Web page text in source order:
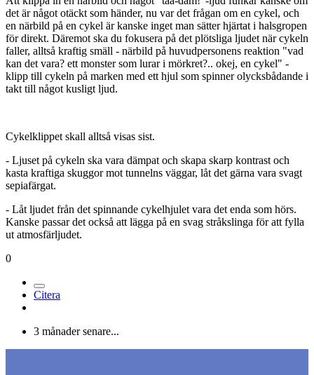
det är något otäckt som händer, nu var det frågan om en cykel, och
en närbild på en cykel är kanske inget man sätter hjärtat i halsgropen
för direkt. Däremot ska du fokusera på det plötsliga ljudet när cykeln
faller, alltså kraftig smäll - närbild på huvudpersonens reaktion "vad
kan det vara? ett monster som lurar i mörkret?.. okej, en cykel" -
klipp till cykeln på marken med ett hjul som spinner olycksbådande i
takt till något kusligt ljud.
Cykelklippet skall alltså visas sist.
- Ljuset på cykeln ska vara dämpat och skapa skarp kontrast och
kasta kraftiga skuggor mot tunnelns väggar, låt det gärna vara svagt
sepiafärgat.
- Låt ljudet från det spinnande cykelhjulet vara det enda som hörs.
Kanske passar det också att lägga på en svag stråkslinga för att fylla
ut atmosfärljudet.
0
Citera
3 månader senare...